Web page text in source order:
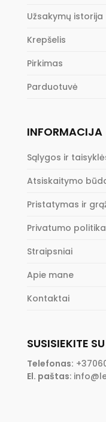
Užsakymų istorija
Krepšelis
Pirkimas
Parduotuvė
INFORMACIJA
Sąlygos ir
Atsiskaitymo
Pristatymas ir
Privatumo politika
Straipsniai
Apie mane
Kontaktai
SUSISIEKITE
Telefonas:
El. paštas: